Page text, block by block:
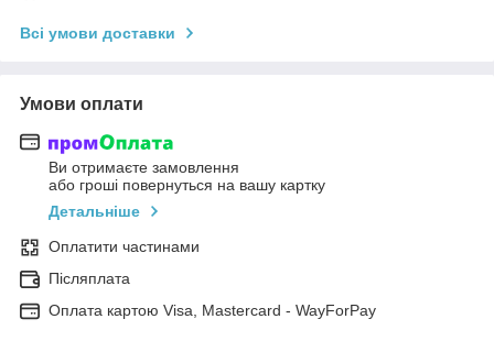
Всі умови доставки
Умови оплати
Ви отримаєте замовлення
або гроші повернуться на вашу картку
Детальніше
Оплатити частинами
Післяплата
Оплата картою Visa, Mastercard - WayForPay